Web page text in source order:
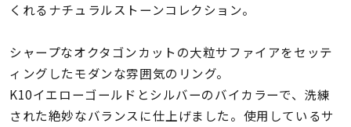
コレクション
レディース
リングサイズ
くれるナチュラルストーンコレクション。
シャープなオクタゴンカットの大粒サファイアをセッテ
ィングしたモダンな雰囲気のリング。
K10イエローゴールドとシルバーのバイカラーで、洗練
された絶妙なバランスに仕上げました。使用しているサ